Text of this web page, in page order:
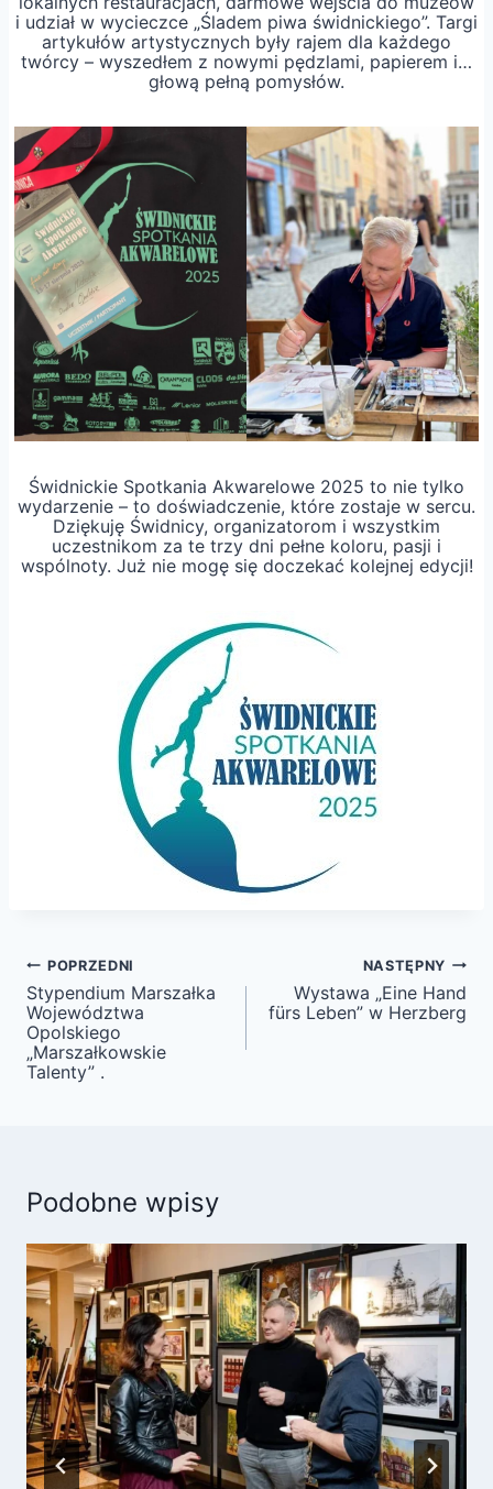
i udział w wycieczce „Śladem piwa świdnickiego”. Targi
artykułów artystycznych były rajem dla każdego
twórcy – wyszedłem z nowymi pędzlami, papierem i…
głową pełną pomysłów.
Świdnickie Spotkania Akwarelowe 2025 to nie tylko
wydarzenie – to doświadczenie, które zostaje w sercu.
Dziękuję Świdnicy, organizatorom i wszystkim
uczestnikom za te trzy dni pełne koloru, pasji i
wspólnoty. Już nie mogę się doczekać kolejnej edycji!
Nawigacja
wpisu
POPRZEDNI
Stypendium Marszałka
Województwa
Opolskiego
„Marszałkowskie
Talenty” .
NASTĘPNY
Wystawa „Eine Hand
fürs Leben” w Herzberg
Podobne wpisy